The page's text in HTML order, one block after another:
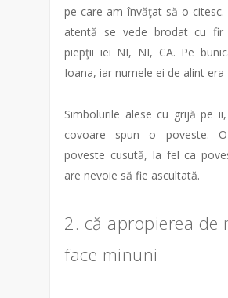
pe care am învăţat să o citesc.
atentă se vede brodat cu fir
piepţii iei NI, NI, CA. Pe
Ioana, iar numele ei de alint era
Simbolurile alese cu grijă pe
covoare spun o poveste.
poveste cusută, la fel ca
are nevoie să fie ascultată.
2. că apropierea de
face minuni